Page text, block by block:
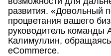
развития. «Довольный
процветания вашего
руководитель команды
Калимуллин,
eCommerce.